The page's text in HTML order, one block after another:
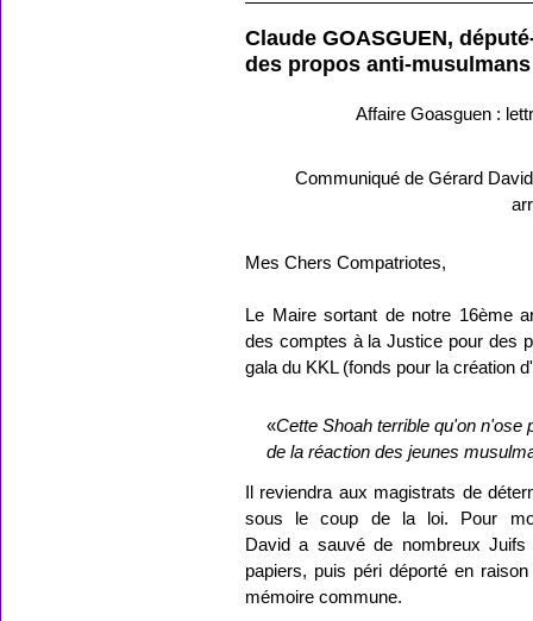
Claude GOASGUEN,
des propos anti-musulmans
Affaire Goasguen :
Communiqué de Gérard
Mes Chers Compatriotes,
Le Maire sortant de notre 16ème
des comptes à la Justice pour des
gala du KKL (fonds pour la création
«Cette Shoah terrible qu'on n'ose
de la réaction des jeunes
Il reviendra aux magistrats de
sous le coup de la loi. Pour
David a sauvé de nombreux
papiers, puis péri déporté en
mémoire commune.